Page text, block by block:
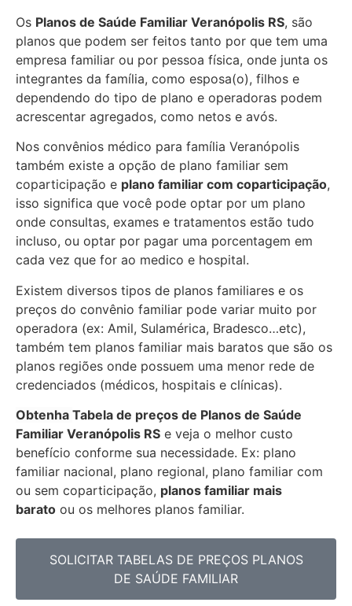
Os Planos de Saúde Familiar Veranópolis RS, são
planos que podem ser feitos tanto por que tem uma
empresa familiar ou por pessoa física, onde junta os
integrantes da família, como esposa(o), filhos e
dependendo do tipo de plano e operadoras podem
acrescentar agregados, como netos e avós.
Nos convênios médico para família Veranópolis
também existe a opção de plano familiar sem
coparticipação e plano familiar com coparticipação,
isso significa que você pode optar por um plano
onde consultas, exames e tratamentos estão tudo
incluso, ou optar por pagar uma porcentagem em
cada vez que for ao medico e hospital.
Existem diversos tipos de planos familiares e os
preços do convênio familiar pode variar muito por
operadora (ex: Amil, Sulamérica, Bradesco…etc),
também tem planos familiar mais baratos que são os
planos regiões onde possuem uma menor rede de
credenciados (médicos, hospitais e clínicas).
Obtenha Tabela de preços de Planos de Saúde
Familiar Veranópolis RS e veja o melhor custo
benefício conforme sua necessidade. Ex: plano
familiar nacional, plano regional, plano familiar com
ou sem coparticipação, planos familiar mais
barato ou os melhores planos familiar.
SOLICITAR TABELAS DE PREÇOS PLANOS
DE SAÚDE FAMILIAR